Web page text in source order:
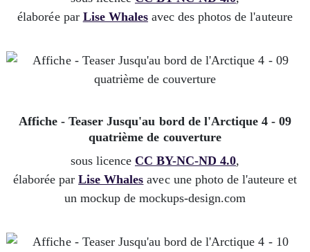
élaborée par Lise Whalesavec des photos de l'auteure
Affiche - Teaser Jusqu'au bord de l'Arctique 4 - 09
quatrième de couverture
sous licence CC BY-NC-ND 4.0,
élaborée parLise Whales avec une photo de l'auteure et
un mockup de mockups-design.com